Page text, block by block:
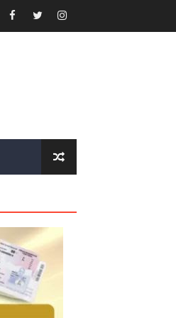
la República
y Residencial Amalia